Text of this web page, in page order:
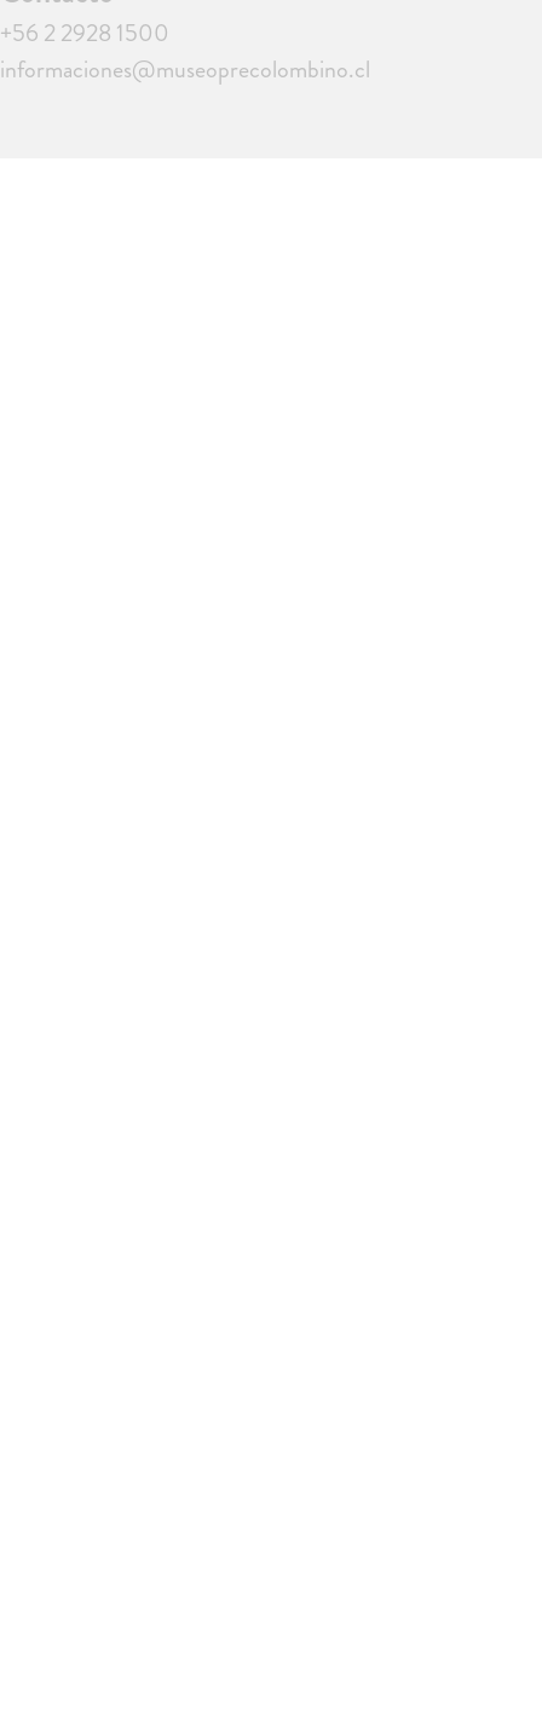
+56 2 2928 1500
informaciones@museoprecolombino.cl